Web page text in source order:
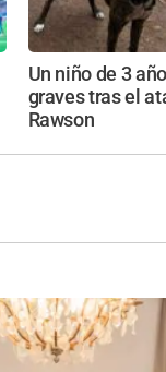
Un niño de 3
graves tras el
Rawson